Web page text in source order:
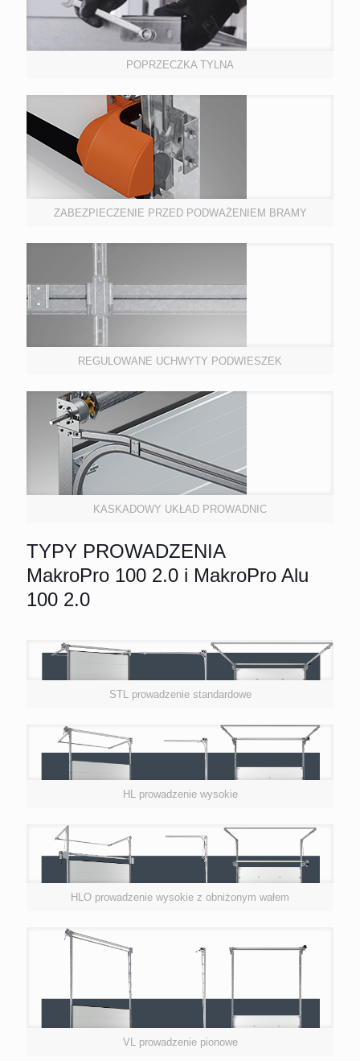
POPRZECZKA TYLNA
ZABEZPIECZENIE PRZED PODWAŻENIEM BRAMY
REGULOWANE UCHWYTY PODWIESZEK
KASKADOWY UKŁAD PROWADNIC
TYPY PROWADZENIA
MakroPro 100 2.0 i MakroPro Alu
100 2.0
STL prowadzenie standardowe
HL prowadzenie wysokie
HLO prowadzenie wysokie z obniżonym wałem
VL prowadzenie pionowe